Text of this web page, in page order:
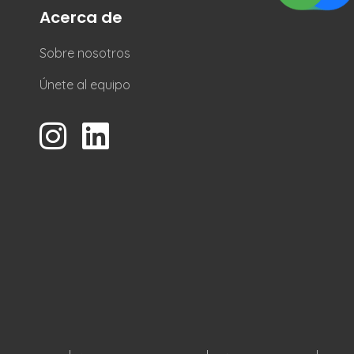
Acerca de
Sobre nosotros
Únete al equipo